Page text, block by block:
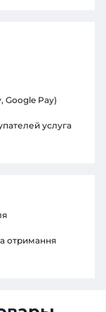
Google Pay)
услуга
отримання